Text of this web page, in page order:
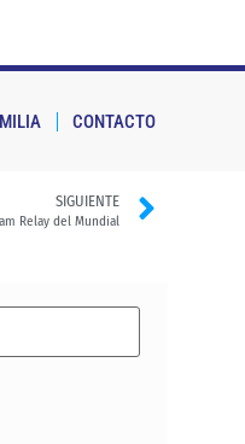
CONTACTO
SIGUIENTE
Relay del Mundial